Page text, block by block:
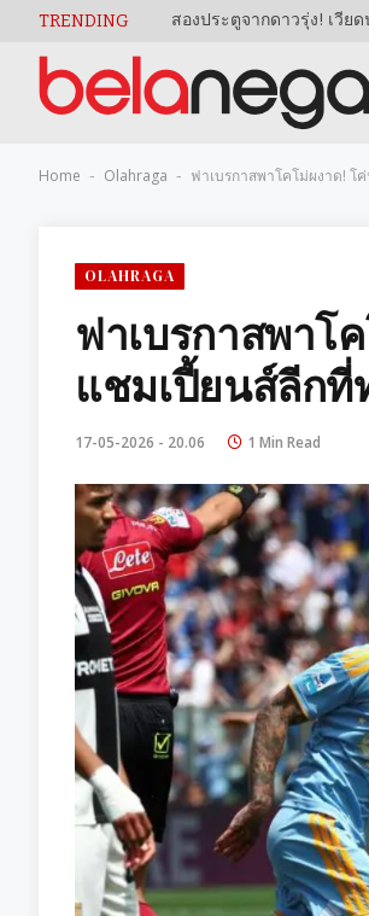
TRENDING
Home - Olahraga - ฟาเบรกาสพาโคโม่ผงาด!
OLAHRAGA
ฟาเบรกาสพาโ
แชมเปี้ยนส์ลีก
17-05-2026 - 20.06 1 Min Read